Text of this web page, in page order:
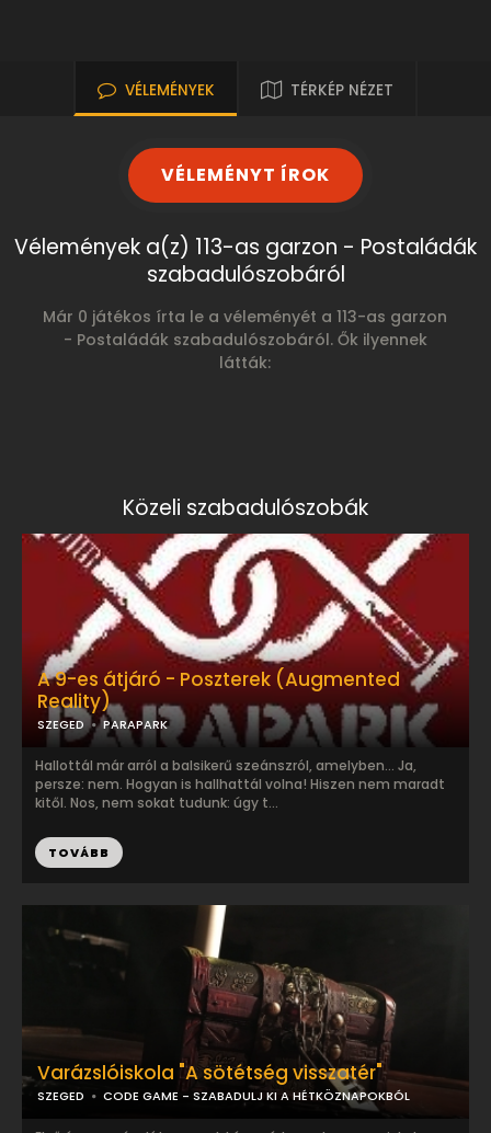
VÉLEMÉNYEK TÉRKÉP NÉZET
VÉLEMÉNYT ÍROK
Vélemények a(z) 113-as garzon - Postaládák
szabadulószobáról
Már 0 játékos írta le a véleményét a 113-as garzon
- Postaládák szabadulószobáról. Ők ilyennek
látták:
Közeli szabadulószobák
Varázslóiskola "A sötétség visszatér"
SZEGED CODE GAME - SZABADULJ KI A HÉTKÖZNAPOKBÓL
A 9-es átjáró - Poszterek (Augmented
Reality)
SZEGED PARAPARK
Hallottál már arról a balsikerű szeánszról, amelyben… Ja,
persze: nem. Hogyan is hallhattál volna! Hiszen nem maradt
kitől. Nos, nem sokat tudunk: úgy t...
TOVÁBB